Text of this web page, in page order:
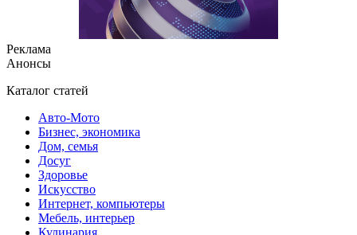
Реклама
Анонсы
Каталог статей
Авто-Мото
Бизнес, экономика
Дом, семья
Досуг
Здоровье
Искусство
Интернет, компьютеры
Мебель, интерьер
Кулинария